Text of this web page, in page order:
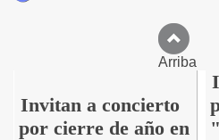
Invitan a concierto
por cierre de año en